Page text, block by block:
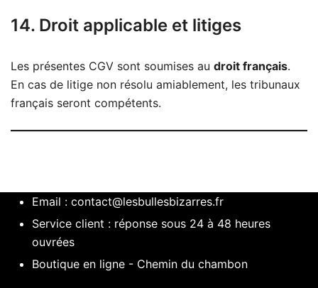
14. Droit applicable et litiges
Les présentes CGV sont soumises au droit français.
En cas de litige non résolu amiablement, les tribunaux
français seront compétents.
Email : contact@lesbullesbizarres.fr
Service client : réponse sous 24 à 48 heures
ouvrées
Boutique en ligne - Chemin du chambon